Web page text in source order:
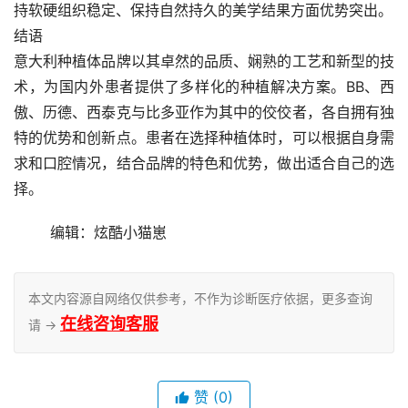
持软硬组织稳定、保持自然持久的美学结果方面优势突出。
结语
意大利种植体品牌以其卓然的品质、娴熟的工艺和新型的技
术，为国内外患者提供了多样化的种植解决方案。BB、西
傲、历德、西泰克与比多亚作为其中的佼佼者，各自拥有独
特的优势和创新点。患者在选择种植体时，可以根据自身需
求和口腔情况，结合品牌的特色和优势，做出适合自己的选
择。
	编辑：炫酷小猫崽
本文内容源自网络仅供参考，不作为诊断医疗依据，更多查询
请 → 在线咨询客服
赞 (0)